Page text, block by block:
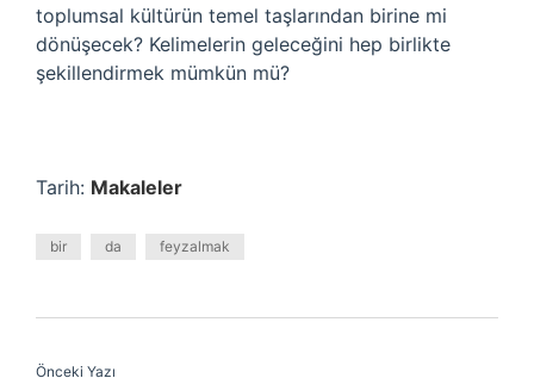
toplumsal kültürün temel taşlarından birine mi
dönüşecek? Kelimelerin geleceğini hep birlikte
şekillendirmek mümkün mü?
Tarih: Makaleler
bir da feyzalmak
Önceki Yazı